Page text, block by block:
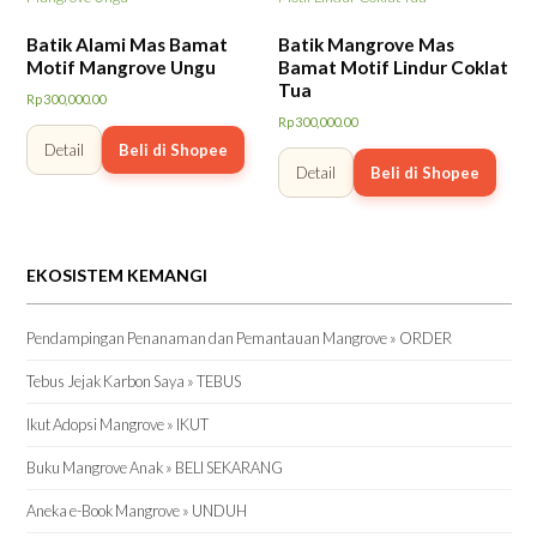
Batik Alami Mas Bamat
Motif Mangrove Ungu
Rp300,000.00
Detail Beli di Shopee
Batik Mangrove Mas
Bamat Motif Lindur Coklat
Tua
Rp300,000.00
Detail Beli di Shopee
EKOSISTEM KEMANGI
Pendampingan Penanaman dan Pemantauan Mangrove » ORDER
Tebus Jejak Karbon Saya » TEBUS
Ikut Adopsi Mangrove » IKUT
Buku Mangrove Anak » BELI SEKARANG
Aneka e-Book Mangrove » UNDUH